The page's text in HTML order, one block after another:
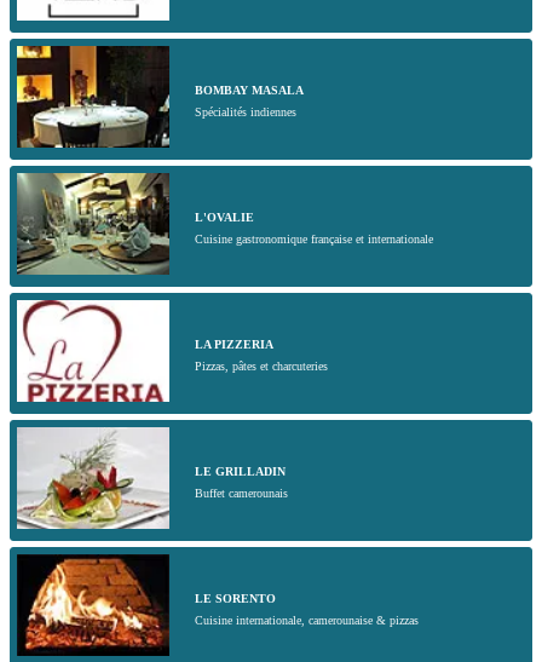
BOMBAY MASALA
Spécialités indiennes
L'OVALIE
Cuisine gastronomique française et internationale
LA PIZZERIA
Pizzas, pâtes et charcuteries
LE GRILLADIN
Buffet camerounais
LE SORENTO
Cuisine internationale, camerounaise & pizzas